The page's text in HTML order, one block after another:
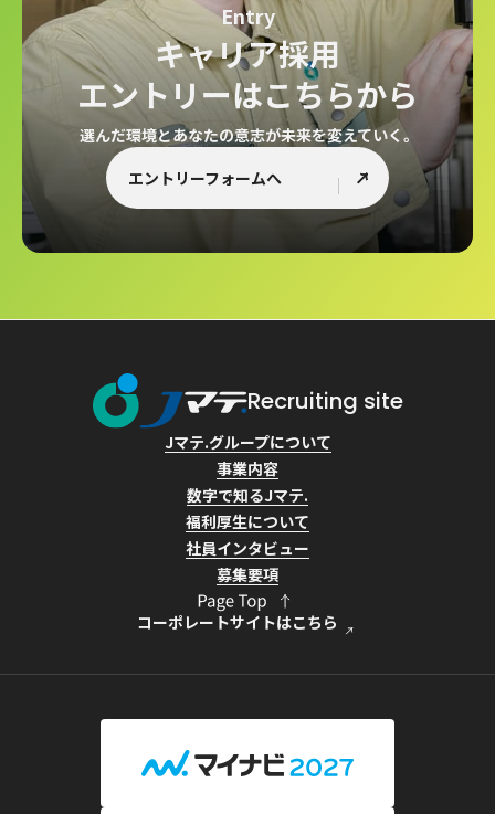
Entry
キャリア採用
エントリーはこちらから
選んだ環境とあなたの意志が未来を変えていく。
エントリーフォームへ
Recruiting site
コーポレートサイトはこちら
Jマテ.グループについて
事業内容
数字で知るJマテ.
福利厚生について
社員インタビュー
募集要項